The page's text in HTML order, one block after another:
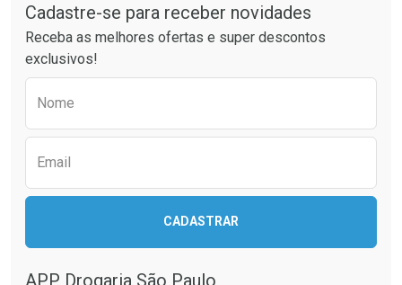
Ativar Desconto
Comprar sem Desconto
Comprar sem Desconto
Por R$ 64,79/cada
Ativar Desconto
Comprar sem Desconto
Comprar sem Desconto
Cadastre-se para receber novidades
Receba as melhores ofertas e super descontos
exclusivos!
Nome
Email
CADASTRAR
APP Drogaria São Paulo